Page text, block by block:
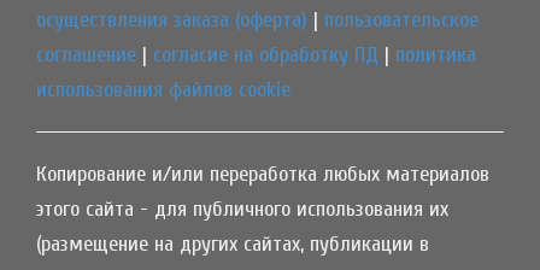
осуществления заказа (оферта) | пользовательское
соглашение | согласие на обработку ПД | политика
использования файлов cookie
Копирование и/или переработка любых материалов
этого сайта - для публичного использования их
(размещение на других сайтах, публикации в